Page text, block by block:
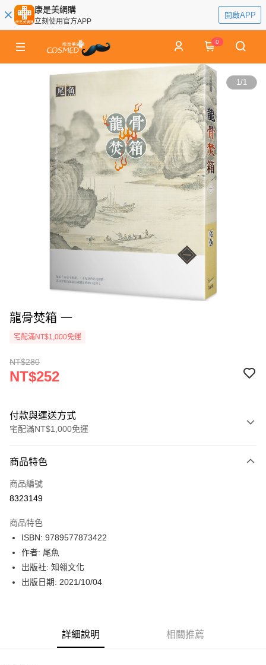
康是美網購
立刻使用官方APP
開啟APP
0
1/1
龍骨焚箱 一
宅配滿NT$1,000免運
NT$280
NT$252
付款與運送方式
宅配滿NT$1,000免運
icash Pay
信用卡一次付款
LINE Pay
Apple Pay
街口支付
商品特色
商品編號
8323149
商品特色
ISBN: 9789577873422
作者: 尾魚
出版社: 知翎文化
出版日期: 2021/10/04
詳細說明 相關推薦